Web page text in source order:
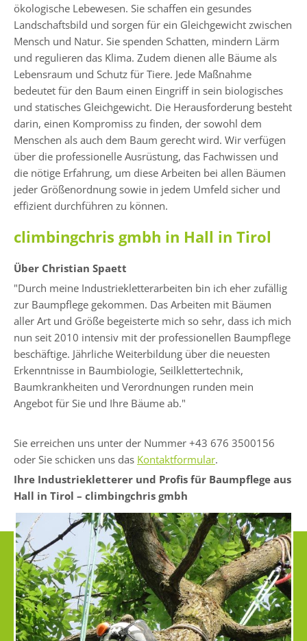
ökologische Lebewesen. Sie schaffen ein gesundes
Landschaftsbild und sorgen für ein Gleichgewicht zwischen
Mensch und Natur. Sie spenden Schatten, mindern Lärm
und regulieren das Klima. Zudem dienen alle Bäume als
Lebensraum und Schutz für Tiere. Jede Maßnahme
bedeutet für den Baum einen Eingriff in sein biologisches
und statisches Gleichgewicht. Die Herausforderung besteht
darin, einen Kompromiss zu finden, der sowohl dem
Menschen als auch dem Baum gerecht wird. Wir verfügen
über die professionelle Ausrüstung, das Fachwissen und
die nötige Erfahrung, um diese Arbeiten bei allen Bäumen
jeder Größenordnung sowie in jedem Umfeld sicher und
effizient durchführen zu können.
climbingchris gmbh in Hall in Tirol
Über Christian Spaett
"Durch meine Industriekletterarbeiten bin ich eher zufällig
zur Baumpflege gekommen. Das Arbeiten mit Bäumen
aller Art und Größe begeisterte mich so sehr, dass ich mich
nun seit 2010 intensiv mit der professionellen Baumpflege
beschäftige. Jährliche Weiterbildung über die neuesten
Erkenntnisse in Baumbiologie, Seilklettertechnik,
Baumkrankheiten und Verordnungen runden mein
Angebot für Sie und Ihre Bäume ab."
Sie erreichen uns unter der Nummer +43 676 3500156
oder Sie schicken uns das Kontaktformular.
Ihre Industriekletterer und Profis für Baumpflege aus
Hall in Tirol – climbingchris gmbh